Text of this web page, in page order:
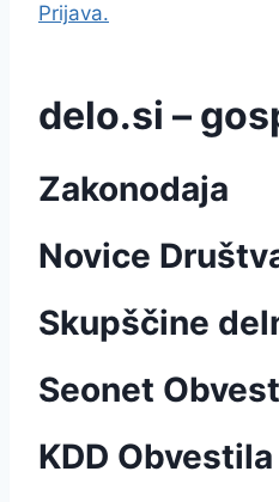
Prijava.
delo.si –
Zakonodaja
Novice
Skupščine
Seonet
KDD Obvestila